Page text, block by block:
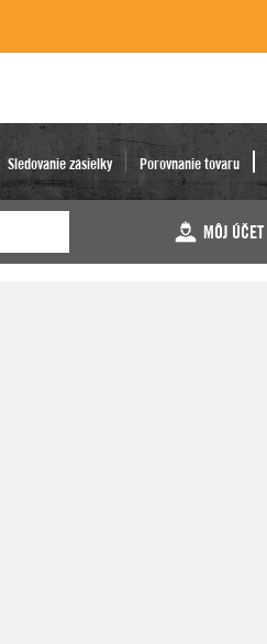
Sledovanie zásielky Porovnanie tovaru
MÔJ ÚČET